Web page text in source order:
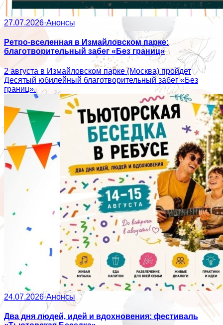
27.07.2026·Анонсы
Ретро-вселенная в Измайловском парке:
благотворительный забег «Без границ»
2 августа в Измайловском парке (Москва) пройдет
Десятый юбилейный благотворительный забег «Без
границ».
24.07.2026·Анонсы
Два дня людей, идей и вдохновения: фестиваль